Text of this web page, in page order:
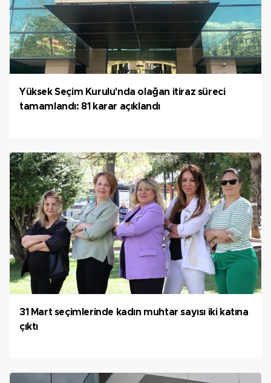
Yüksek Seçim Kurulu'nda olağan itiraz süreci
tamamlandı: 81 karar açıklandı
31 Mart seçimlerinde kadın muhtar sayısı iki katına
çıktı